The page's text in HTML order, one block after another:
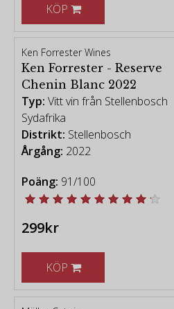
KÖP
Ken Forrester Wines
Ken Forrester - Reserve
Chenin Blanc 2022
Typ: Vitt vin från Stellenbosch
Sydafrika
Distrikt: Stellenbosch
Årgång: 2022
Poäng: 91/100
299kr
KÖP